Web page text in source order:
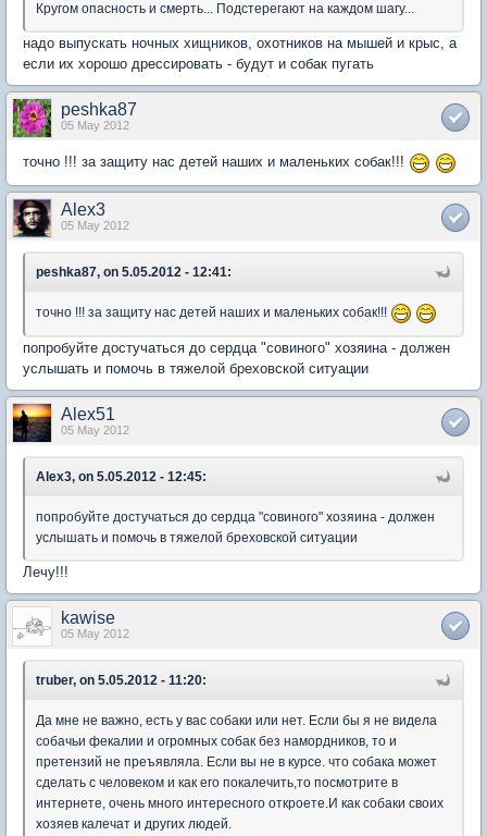
Кругом опасность и смерть... Подстерегают на каждом шагу...
надо выпускать ночных хищников, охотников на мышей и крыс, а
если их хорошо дрессировать - будут и собак пугать
peshka87
05 May 2012
точно !!! за защиту нас детей наших и маленьких собак!!!
Alex3
05 May 2012
peshka87, on 5.05.2012 - 12:41:
точно !!! за защиту нас детей наших и маленьких собак!!!
попробуйте достучаться до сердца "совиного" хозяина - должен
услышать и помочь в тяжелой бреховской ситуации
Alex51
05 May 2012
Alex3, on 5.05.2012 - 12:45:
попробуйте достучаться до сердца "совиного" хозяина - должен
услышать и помочь в тяжелой бреховской ситуации
Лечу!!!
kawise
05 May 2012
truber, on 5.05.2012 - 11:20:
Да мне не важно, есть у вас собаки или нет. Если бы я не видела
собачьи фекалии и огромных собак без намордников, то и
претензий не преъявляла. Если вы не в курсе. что собака может
сделать с человеком и как его покалечить,то посмотрите в
интернете, очень много интересного откроете.И как собаки своих
хозяев калечат и других людей.